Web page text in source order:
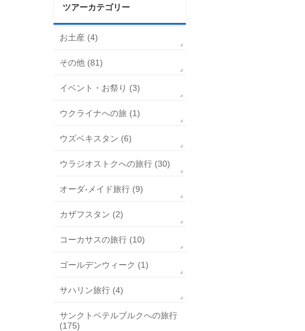
ツアーカテゴリー
お土産 (4)
その他 (81)
イベント・お祭り (3)
ウクライナへの旅 (1)
ウズベキスタン (6)
ウラジオストクへの旅行 (30)
オーダ-メイド旅行 (9)
カザフスタン (2)
コーカサスの旅行 (10)
ゴールデンウィーク (1)
サハリン旅行 (4)
サンクトペテルブルクへの旅行
(175)